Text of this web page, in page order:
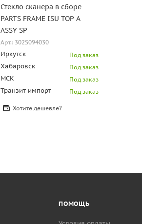
Стекло сканера в сборе
PARTS FRAME ISU TOP A
ASSY SP
Арт.: 302S094030
Иркутск Под заказ
Хабаровск Под заказ
МСК Под заказ
Транзит импорт Под заказ
Хотите дешевле?
ПОМОЩЬ